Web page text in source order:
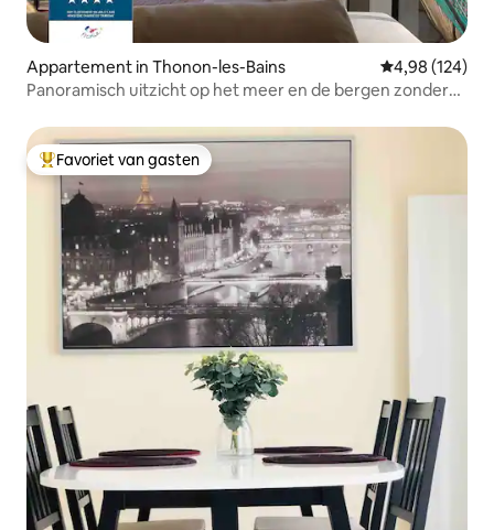
Appartement in Thonon-les-Bains Gemiddelde
4,98 (124)
Panoramisch uitzicht op het meer en de bergen zonder
Topfavoriet van gasten
Favoriet van gasten